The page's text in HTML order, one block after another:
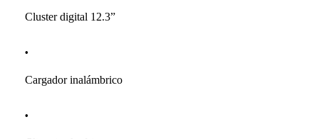
Cluster digital 12.3”
Cargador inalámbrico